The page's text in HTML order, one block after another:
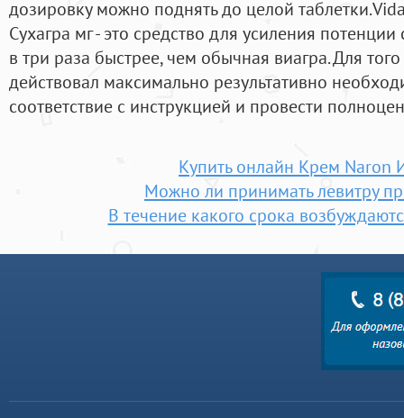
дозировку можно поднять до целой
Сухагра мг - это средство для усиления
в три раза быстрее, чем обычная виагра. Для
действовал максимально результативно
соответствие с инструкцией и провести
Купить онлайн Крем Naron
Можно ли принимать левитру
В течение какого срока